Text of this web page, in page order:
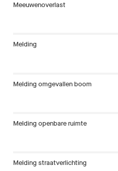
Meeuwenoverlast
Melding
Melding omgevallen boom
Melding openbare ruimte
Melding straatverlichting